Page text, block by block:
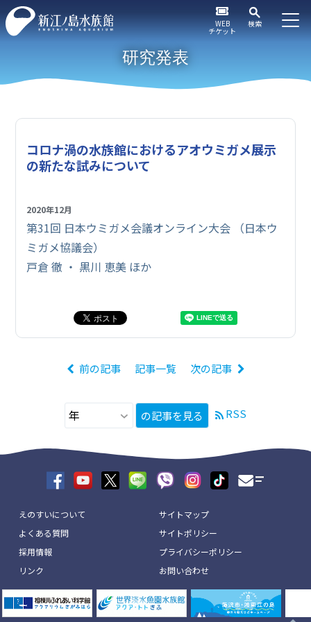
WEB
チケット
検索
研究発表
コロナ渦の水族館におけるアオウミガメ展示
の新たな試みについて
2020年12月
第31回 日本ウミガメ会議オンライン大会 （日本ウ
ミガメ協議会）
戸倉 徹 ・ 黒川 恵美 ほか
前の記事 記事一覧 次の記事
の記事を見る RSS
えのすいについて
よくある質問
採用情報
リンク
サイトマップ
サイトポリシー
プライバシーポリシー
お問い合わせ